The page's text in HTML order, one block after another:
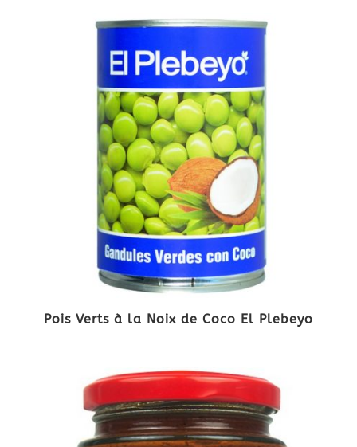
Pois Verts à la Noix de Coco El Plebeyo